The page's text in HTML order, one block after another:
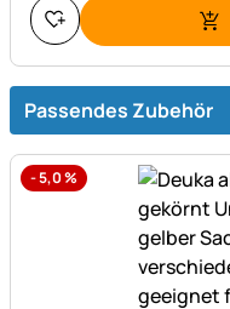
Passendes Zubehör
-5,0%